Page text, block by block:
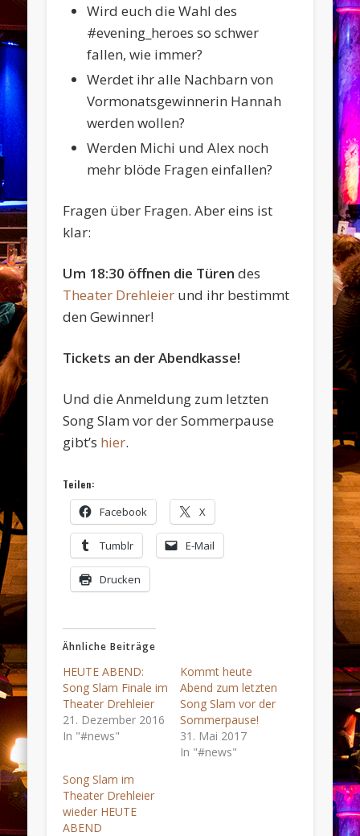
Wird euch die Wahl des
#evening_heroes so schwer
fallen, wie immer?
Werdet ihr alle Nachbarn von
Vormonatsgewinnerin Hannah
werden wollen?
Werden Michi und Alex noch
mehr blöde Fragen einfallen?
Fragen über Fragen. Aber eins ist
klar:
Um 18:30 öffnen die Türen des
Theater Drehleier und ihr bestimmt
den Gewinner!
Tickets an der Abendkasse!
Und die Anmeldung zum letzten
Song Slam vor der Sommerpause
gibt’s hier.
Teilen:
Facebook X
Tumblr E-Mail
Drucken
Ähnliche Beiträge
HEUTE ABEND:
Song Slam Finale im
Theater Drehleier
21. Dezember 2016
In "#news"
Kommt heute
Abend zum letzten
Song Slam vor der
Sommerpause!
31. Mai 2017
In "#news"
Song Slam im
Theater Drehleier
wieder HEUTE
ABEND